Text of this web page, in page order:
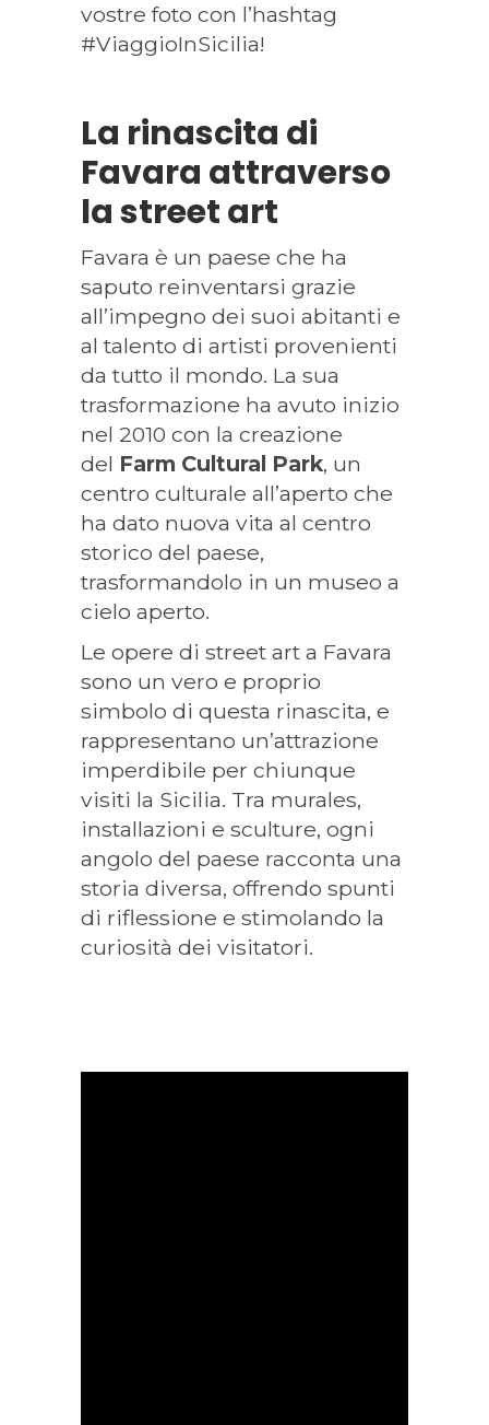
vostre foto con l’hashtag
#ViaggioInSicilia!
La rinascita di
Favara attraverso
la street art
Favara è un paese che ha
saputo reinventarsi grazie
all’impegno dei suoi abitanti e
al talento di artisti provenienti
da tutto il mondo. La sua
trasformazione ha avuto inizio
nel 2010 con la creazione
del Farm Cultural Park, un
centro culturale all’aperto che
ha dato nuova vita al centro
storico del paese,
trasformandolo in un museo a
cielo aperto.
Le opere di street art a Favara
sono un vero e proprio
simbolo di questa rinascita, e
rappresentano un’attrazione
imperdibile per chiunque
visiti la Sicilia. Tra murales,
installazioni e sculture, ogni
angolo del paese racconta una
storia diversa, offrendo spunti
di riflessione e stimolando la
curiosità dei visitatori.